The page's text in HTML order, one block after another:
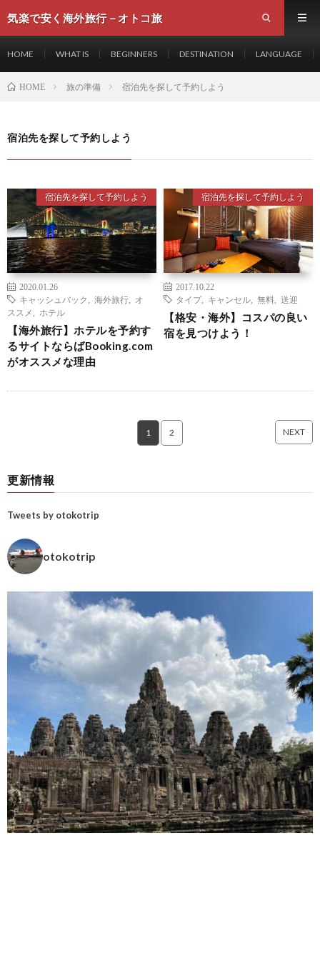
気楽で安く海外旅行－オトコ旅
HOME WHAT IS BEGINNERS DESTINATION LANGUAGE
HOME 旅の準備 宿泊先を探して予約しよう
宿泊先を探して予約しよう
宿泊先を探して予約しよう
2020.01.26
キャッシュバック
海外旅行
オ
ススメ
ホテル
【海外旅行】ホテルを予約す
るサイトならばBooking.com
がオススメな理由
宿泊先を探して予約しよう
2017.10.22
タイプ, キャンセル 無料 送迎
【格安・海外】コスパの良い
宿を見つけよう！
1 2 NEXT
更新情報
Tweets by otokotrip
otokotrip